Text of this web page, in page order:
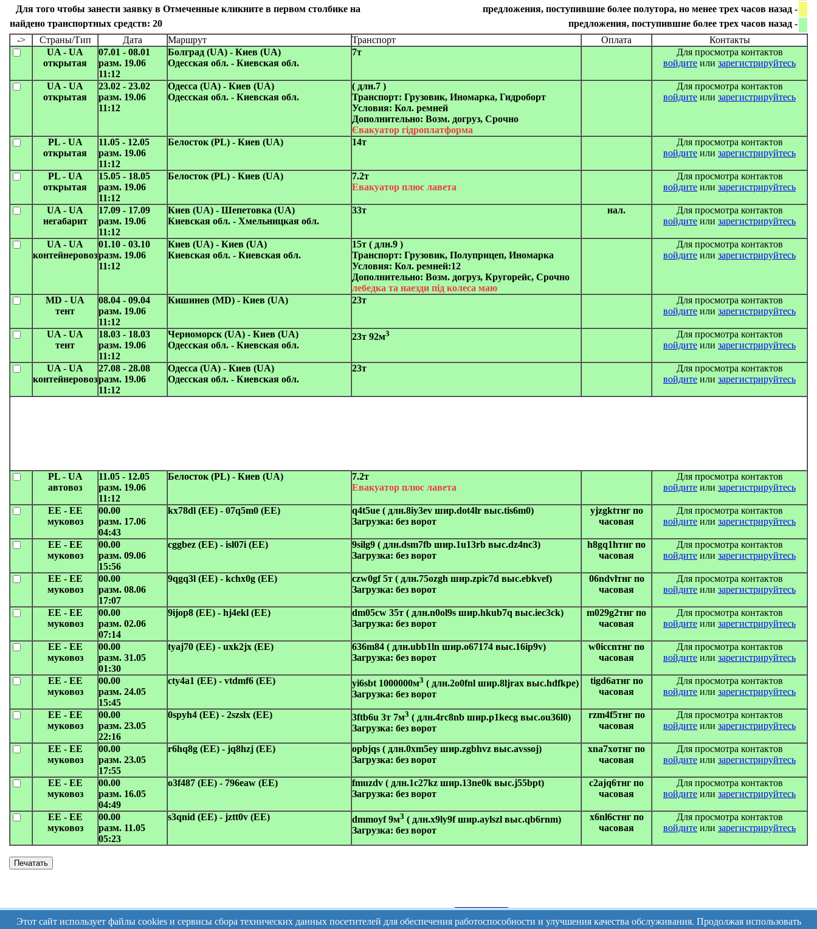
Для того чтобы занести заявку в Отмеченные кликните в первом столбике на
предложения, поступившие более полутора, но менее трех часов назад -
найдено транспортных средств: 20
предложения, поступившие более трех часов назад -
->
Страны/Тип Дата Маршрут Транспорт Оплата
Контакты
UA - UA
открытая
07.01 - 08.01
разм. 19.06
11:12
Болград (UA) - Киев (UA)
Одесская обл. - Киевская обл.
7т
Для просмотра контактов
войдите или зарегистрируйтесь
UA - UA
открытая
23.02 - 23.02
разм. 19.06
11:12
Одесса (UA) - Киев (UA)
Одесская обл. - Киевская обл.
( длн.7 )
Транспорт: Грузовик, Иномарка, Гидроборт
Условия: Кол. ремней
Дополнительно: Возм. догруз, Срочно
Євакуатор гідроплатформа
Для просмотра контактов
войдите или зарегистрируйтесь
PL - UA
открытая
11.05 - 12.05
разм. 19.06
11:12
Белосток (PL) - Киев (UA) 14т
Для просмотра контактов
войдите или зарегистрируйтесь
PL - UA
открытая
15.05 - 18.05
разм. 19.06
11:12
Белосток (PL) - Киев (UA)
7.2т
Евакуатор плюс лавета
Для просмотра контактов
войдите или зарегистрируйтесь
UA - UA
негабарит
17.09 - 17.09
разм. 19.06
11:12
Киев (UA) - Шепетовка (UA)
Киевская обл. - Хмельницкая обл.
33т нал.
Для просмотра контактов
войдите или зарегистрируйтесь
UA - UA
контейнеровоз
01.10 - 03.10
разм. 19.06
11:12
Киев (UA) - Киев (UA)
Киевская обл. - Киевская обл.
15т ( длн.9 )
Транспорт: Грузовик, Полуприцеп, Иномарка
Условия: Кол. ремней:12
Дополнительно: Возм. догруз, Кругорейс, Срочно
лебедка та наезди під колеса маю
Для просмотра контактов
войдите или зарегистрируйтесь
MD - UA
тент
08.04 - 09.04
разм. 19.06
11:12
Кишинев (MD) - Киев (UA) 23т
Для просмотра контактов
войдите или зарегистрируйтесь
UA - UA
тент
18.03 - 18.03
разм. 19.06
11:12
Черноморск (UA) - Киев (UA)
Одесская обл. - Киевская обл.
23т 92м3
Для просмотра контактов
войдите или зарегистрируйтесь
UA - UA
контейнеровоз
27.08 - 28.08
разм. 19.06
11:12
Одесса (UA) - Киев (UA)
Одесская обл. - Киевская обл.
23т
Для просмотра контактов
войдите или зарегистрируйтесь
PL - UA
автовоз
11.05 - 12.05
разм. 19.06
11:12
Белосток (PL) - Киев (UA)
7.2т
Евакуатор плюс лавета
Для просмотра контактов
войдите или зарегистрируйтесь
EE - EE
муковоз
00.00
разм. 17.06
04:43
kx78dl (EE) - 07q5m0 (EE)
q4t5ue ( длн.8iy3ev шир.dot4lr выс.tis6m0)
Загрузка: без ворот
yjzgktтнг по
часовая
Для просмотра контактов
войдите или зарегистрируйтесь
EE - EE
муковоз
00.00
разм. 09.06
15:56
cggbez (EE) - isl07i (EE)
9silg9 ( длн.dsm7fb шир.1u13rb выс.dz4nc3)
Загрузка: без ворот
h8gq1hтнг по
часовая
Для просмотра контактов
войдите или зарегистрируйтесь
EE - EE
муковоз
00.00
разм. 08.06
17:07
9qgq3l (EE) - kchx0g (EE)
czw0gf 5т ( длн.75ozgh шир.zpic7d выс.ebkvef)
Загрузка: без ворот
06ndvlтнг по
часовая
Для просмотра контактов
войдите или зарегистрируйтесь
EE - EE
муковоз
00.00
разм. 02.06
07:14
9ijop8 (EE) - hj4ekl (EE)
dm05cw 35т ( длн.n0ol9s шир.hkub7q выс.iec3ck)
Загрузка: без ворот
m029g2тнг по
часовая
Для просмотра контактов
войдите или зарегистрируйтесь
EE - EE
муковоз
00.00
разм. 31.05
01:30
tyaj70 (EE) - uxk2jx (EE)
636m84 ( длн.ubb1ln шир.o67174 выс.16ip9v)
Загрузка: без ворот
w0iccnтнг по
часовая
Для просмотра контактов
войдите или зарегистрируйтесь
EE - EE
муковоз
00.00
разм. 24.05
15:45
cty4a1 (EE) - vtdmf6 (EE) yi6sbt 1000000м3 ( длн.2o0fnl шир.8ljrax выс.hdfkpe)
Загрузка: без ворот
tigd6aтнг по
часовая
Для просмотра контактов
войдите или зарегистрируйтесь
EE - EE
муковоз
00.00
разм. 23.05
22:16
0spyh4 (EE) - 2szslx (EE) 3ftb6u 3т 7м3 ( длн.4rc8nb шир.p1kecg выс.ou36l0)
Загрузка: без ворот
rzm4f5тнг по
часовая
Для просмотра контактов
войдите или зарегистрируйтесь
EE - EE
муковоз
00.00
разм. 23.05
17:55
r6hq8g (EE) - jq8hzj (EE)
opbjqs ( длн.0xm5ey шир.zgbhvz выс.avssoj)
Загрузка: без ворот
xna7xoтнг по
часовая
Для просмотра контактов
войдите или зарегистрируйтесь
EE - EE
муковоз
00.00
разм. 16.05
04:49
o3f487 (EE) - 796eaw (EE)
fmuzdv ( длн.1c27kz шир.13ne0k выс.j55bpt)
Загрузка: без ворот
c2ajq6тнг по
часовая
Для просмотра контактов
войдите или зарегистрируйтесь
EE - EE
муковоз
00.00
разм. 11.05
05:23
s3qnid (EE) - jztt0v (EE) dmmoyf 9м3 ( длн.x9ly9f шир.aylszl выс.qb6rnm)
Загрузка: без ворот
x6nl6cтнг по
часовая
Для просмотра контактов
войдите или зарегистрируйтесь
Этот сайт использует файлы cookies и сервисы сбора технических данных посетителей для обеспечения работоспособности и улучшения качества обслуживания. Продолжая использовать